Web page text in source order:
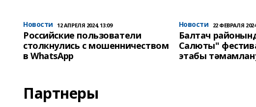
Новости 12 АПРЕЛЯ 2024, 13:09
Российские пользователи
столкнулись с мошенничеством
в WhatsApp
Новости 22 ФЕВРАЛЯ
Балтач
Салюты"
этабы
Партнеры